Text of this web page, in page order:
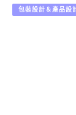
包裝設計＆產品設